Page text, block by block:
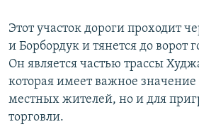
Этот участок дороги проходит
и Борбордук и тянется до ворот
Он является частью трассы
которая имеет важное значение
местных жителей, но и для
торговли.